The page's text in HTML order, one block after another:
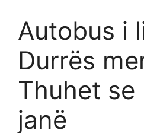
Autobus i
Durrës
Thuhet se
janë